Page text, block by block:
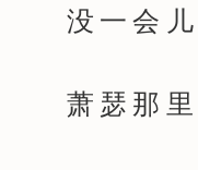
没一会儿
萧瑟那里